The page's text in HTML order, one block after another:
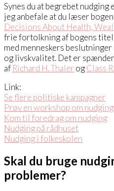
Synes du at begrebet nudging
jeg anbefale at du læser bogen
Decisions About Health,
frie fortolkning af bogens
med menneskers
og livskvalitet. Det er
af Richard H. Thaler ogClass
Link:
Se flere politiske kampagner
Prøv en workshop om nudging
Kom til foredrag om nudging
Nudging på rådhuset
Nudging i folkeskolen
Skal du bruge
problemer?